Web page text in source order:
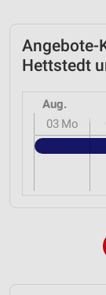
Angebote-
Hettstedt
Aug.
03 Mo